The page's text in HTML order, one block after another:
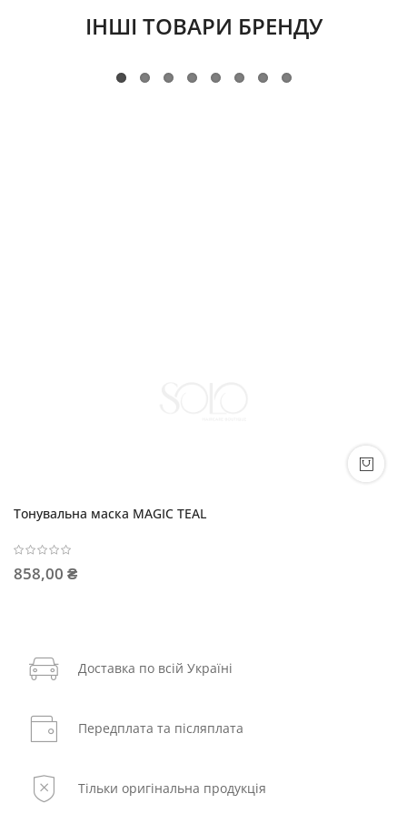
ІНШІ ТОВАРИ БРЕНДУ
BOOSTER Крем-фарба коректор 60мл
417,00 ₴
Доставка по всій Україні
Передплата та післяплата
Тільки оригінальна продукція